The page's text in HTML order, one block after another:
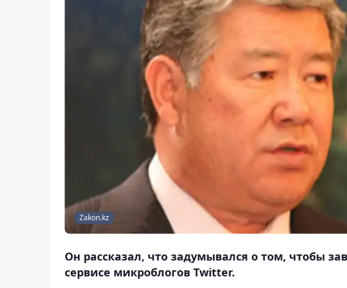
Zakon.kz
Он рассказал, что задумывался о том, чтобы
сервисе микроблогов Twitter.